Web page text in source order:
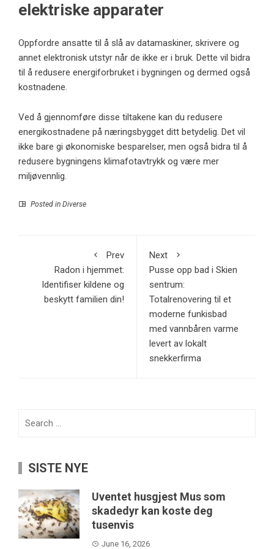
elektriske apparater
Oppfordre ansatte til å slå av datamaskiner, skrivere og
annet elektronisk utstyr når de ikke er i bruk. Dette vil bidra
til å redusere energiforbruket i bygningen og dermed også
kostnadene.
Ved å gjennomføre disse tiltakene kan du redusere
energikostnadene på næringsbygget ditt betydelig. Det vil
ikke bare gi økonomiske besparelser, men også bidra til å
redusere bygningens klimafotavtrykk og være mer
miljøvennlig.
Posted in Diverse
Prev
Radon i hjemmet:
Identifiser kildene og
beskytt familien din!
Next
Pusse opp bad i Skien
sentrum:
Totalrenovering til et
moderne funkisbad
med vannbåren varme
levert av lokalt
snekkerfirma
SISTE NYE
Uventet husgjest Mus som
skadedyr kan koste deg
tusenvis
June 16, 2026